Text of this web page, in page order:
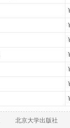
北京大学出版社